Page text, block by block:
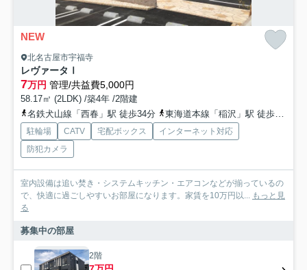
NEW
北名古屋市宇福寺
レヴァータⅠ
7万円 管理/共益費5,000円
58.17㎡ (2LDK) /築4年 /2階建
名鉄犬山線「西春」駅 徒歩34分
東海道本線「稲沢」駅 徒歩37分
駐輪場 CATV 宅配ボックス
インターネット対応
防犯カメラ
室内設備は追い焚き・システムキッチン・エアコンなどが揃っているの
で、快適に過ごしやすいお部屋になります。家賃を10万円以... もっと見
る
募集中の部屋
2階